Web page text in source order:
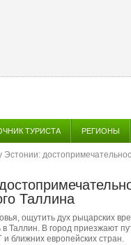
ТУРИСТА РЕГИОНЫ
Эстонии:
Таллина
ощутить дух рыцарских
Таллин. В город приезжают
ближних европейских стран.